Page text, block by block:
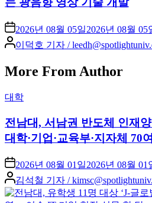
2026년 08월 05일2026년 08월 05
Posted
by
이덕호 기자 /
More From Author
Posted
대학
전남대, 서남권 반도체 인재
대학·기업·교육부·지자체 70
2026년 08월 01일2026년 08월 01
Posted
by
김석철 기자 /